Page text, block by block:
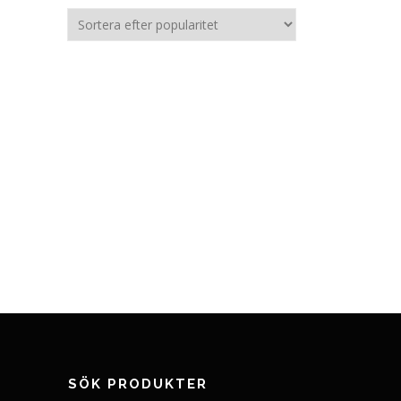
SÖK PRODUKTER